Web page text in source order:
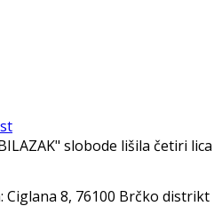
slobode lišila četiri lica
Ciglana 8, 76100 Brčko distrikt